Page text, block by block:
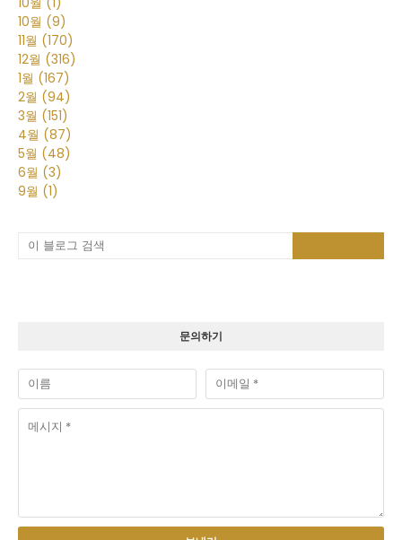
10월 (9)
11월 (170)
12월 (316)
1월 (167)
2월 (94)
3월 (151)
4월 (87)
5월 (48)
6월 (3)
9월 (1)
문의하기